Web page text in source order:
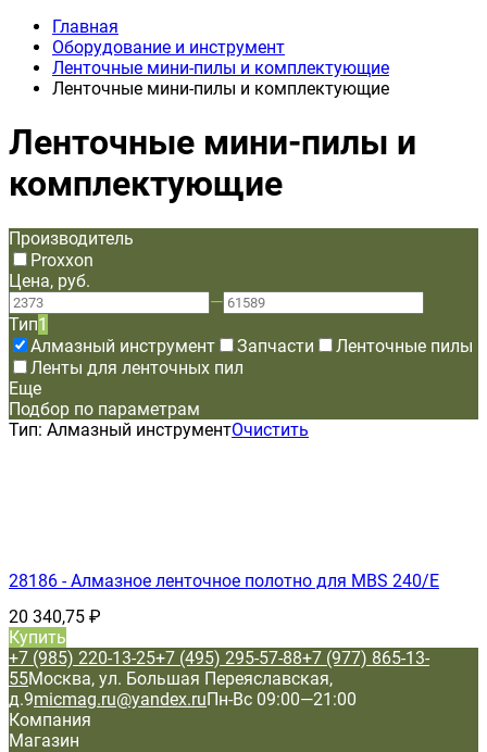
Главная
Оборудование и инструмент
Ленточные мини-пилы и комплектующие
Ленточные мини-пилы и комплектующие
Ленточные мини-пилы и
комплектующие
Производитель
Proxxon
Цена, руб.
—
Тип1
Алмазный инструмент
Запчасти
Ленточные пилы
Ленты для ленточных пил
Еще
Подбор по параметрам
Тип: Алмазный инструментОчистить
28186 - Алмазное ленточное полотно для MBS 240/E
20 340,75 ₽
Купить
+7 (985) 220-13-25+7 (495) 295-57-88+7 (977) 865-13-
55Москва, ул. Большая Переяславская,
д.9micmag.ru@yandex.ruПн-Вс 09:00—21:00
Компания
Магазин